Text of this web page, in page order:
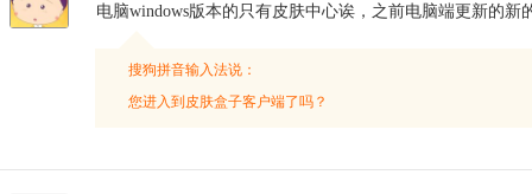
电脑windows版本的只有皮肤中心诶，之前电脑端更新的新
搜狗拼音输入法说：
您进入到皮肤盒子客户端了吗？